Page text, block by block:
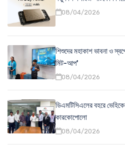
08/04/2026
শিশুদের মহাকাশ ভাবনা ও
মিট-আপ'
08/04/2026
ডিএমটিসিএলের বহরে
কারকোপোলো
08/04/2026